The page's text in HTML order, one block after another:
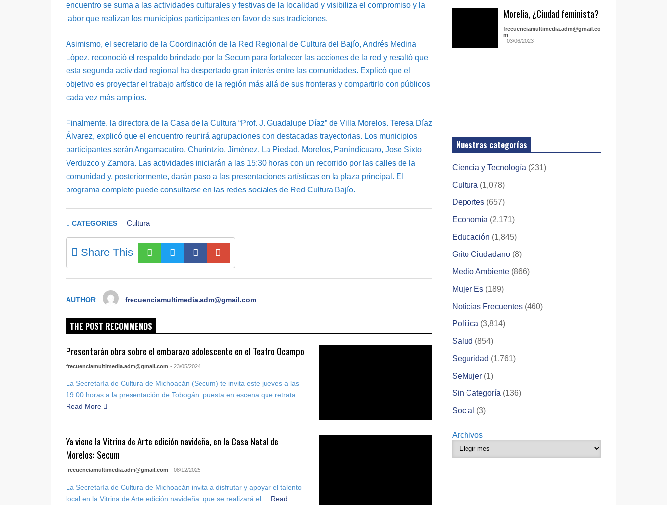
encuentro se suma a las actividades culturales y festivas de la localidad y visibiliza el compromiso y la
labor que realizan los municipios participantes en favor de sus tradiciones.
Asimismo, el secretario de la Coordinación de la Red Regional de Cultura del Bajío, Andrés Medina
López, reconoció el respaldo brindado por la Secum para fortalecer las acciones de la red y resaltó que
esta segunda actividad regional ha despertado gran interés entre las comunidades. Explicó que el
objetivo es proyectar el trabajo artístico de la región más allá de sus fronteras y compartirlo con públicos
cada vez más amplios.
Finalmente, la directora de la Casa de la Cultura “Prof. J. Guadalupe Díaz” de Villa Morelos, Teresa Díaz
Álvarez, explicó que el encuentro reunirá agrupaciones con destacadas trayectorias. Los municipios
participantes serán Angamacutiro, Churintzio, Jiménez, La Piedad, Morelos, Panindícuaro, José Sixto
Verduzco y Zamora. Las actividades iniciarán a las 15:30 horas con un recorrido por las calles de la
comunidad y, posteriormente, darán paso a las presentaciones artísticas en la plaza principal. El
programa completo puede consultarse en las redes sociales de Red Cultura Bajío.
CATEGORIES Cultura
Share This
AUTHOR frecuenciamultimedia.adm@gmail.com
THE POST RECOMMENDS
Presentarán obra sobre el embarazo adolescente en el Teatro Ocampo
frecuenciamultimedia.adm@gmail.com - 23/05/2024
La Secretaría de Cultura de Michoacán (Secum) te invita este jueves a las
19:00 horas a la presentación de Tobogán, puesta en escena que retrata ...
Read More
Ya viene la Vitrina de Arte edición navideña, en la Casa Natal de
Morelos: Secum
frecuenciamultimedia.adm@gmail.com - 08/12/2025
La Secretaría de Cultura de Michoacán invita a disfrutar y apoyar el talento
local en la Vitrina de Arte edición navideña, que se realizará el ...
Read
Morelia, ¿Ciudad feminista?
frecuenciamultimedia.adm@gmail.co
m
- 03/06/2023
Nuestras categorías
Ciencia y Tecnología (231)
Cultura (1,078)
Deportes (657)
Economía (2,171)
Educación (1,845)
Grito Ciudadano (8)
Medio Ambiente (866)
Mujer Es (189)
Noticias Frecuentes (460)
Política (3,814)
Salud (854)
Seguridad (1,761)
SeMujer (1)
Sin Categoría (136)
Social (3)
Archivos